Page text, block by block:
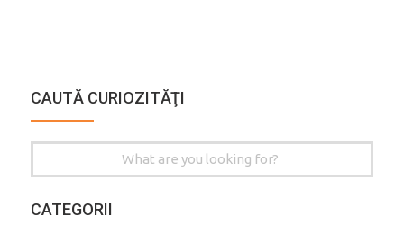
CAUTĂ CURIOZITĂŢI
Search
CATEGORII